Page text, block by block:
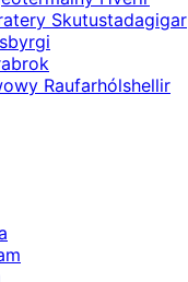
Skutustadagigar
Raufarhólshellir